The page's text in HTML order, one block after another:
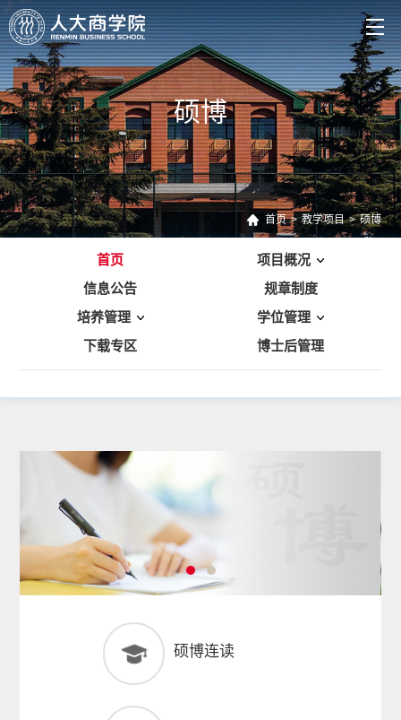
硕博
首页 > 教学项目 > 硕博
首页
项目概况
信息公告
规章制度
培养管理
学位管理
下载专区
博士后管理
硕博连读